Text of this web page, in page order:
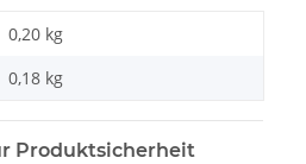
0,20 kg
0,18 kg
Produktsicherheit